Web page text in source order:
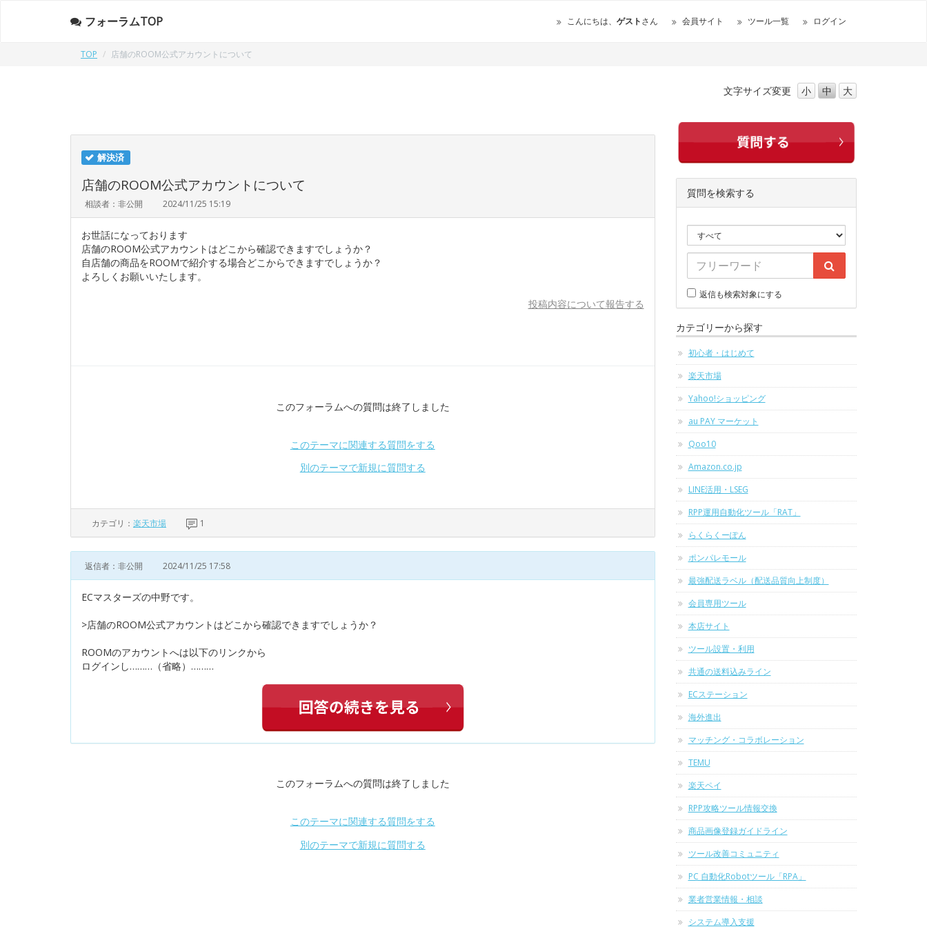
フォーラムTOP こんにちは、 ゲストさん 会員サイト ツール一覧 ログイン
TOP 店舗のROOM公式アカウントについて
文字サイズ変更 小 中 大
解決済
店舗のROOM公式アカウントについて
相談者：非公開 2024/11/25 15:19
お世話になっております
店舗のROOM公式アカウントはどこから確認できますでしょうか？
自店舗の商品をROOMで紹介する場合どこからできますでしょうか？
よろしくお願いいたします。
投稿内容について報告する
このフォーラムへの質問は終了しました
このテーマに関連する質問をする
別のテーマで新規に質問する
カテゴリ： 楽天市場 1
返信者：非公開 2024/11/25 17:58
ECマスターズの中野です。
>店舗のROOM公式アカウントはどこから確認できますでしょうか？
ROOMのアカウントへは以下のリンクから
ログインし………（省略）………
このフォーラムへの質問は終了しました
このテーマに関連する質問をする
別のテーマで新規に質問する
質問を検索する
返信も検索対象にする
カテゴリーから探す
初心者・はじめて
楽天市場
Yahoo!ショッピング
au PAY マーケット
Qoo10
Amazon.co.jp
LINE活用・LSEG
RPP運用自動化ツール「RAT」
らくらくーぽん
ポンパレモール
最強配送ラベル（配送品質向上制度）
会員専用ツール
本店サイト
ツール設置・利用
共通の送料込みライン
ECステーション
海外進出
マッチング・コラボレーション
TEMU
楽天ペイ
RPP攻略ツール情報交換
商品画像登録ガイドライン
ツール改善コミュニティ
PC 自動化Robotツール「RPA」
業者営業情報・相談
システム導入支援